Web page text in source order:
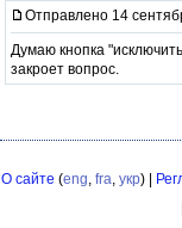
Отправлено 14
Думаю кнопка
закроет вопрос.
О сайте (eng, fra, укр) |